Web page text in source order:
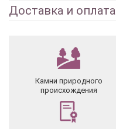
Доставка и оплата
Камни природного
происхождения